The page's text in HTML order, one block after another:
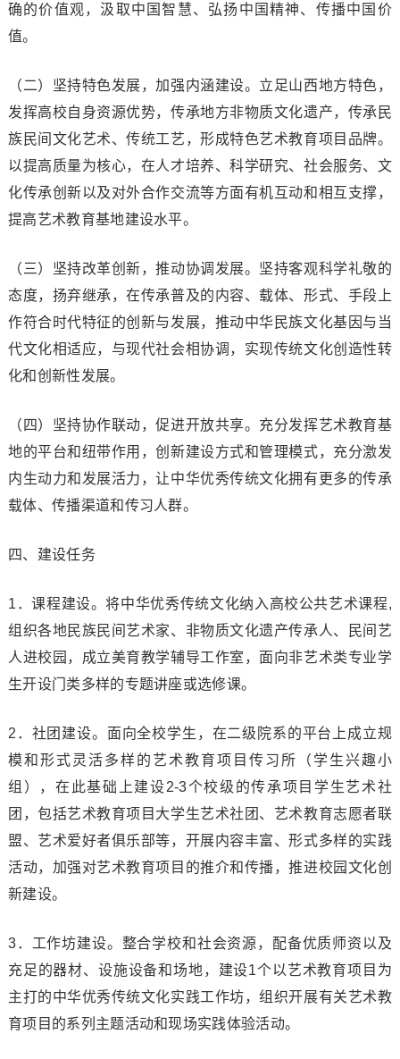
确的价值观，汲取中国智慧、弘扬中国精神、传播中国价
值。
（二）坚持特色发展，加强内涵建设。立足山西地方特色，
发挥高校自身资源优势，传承地方非物质文化遗产，传承民
族民间文化艺术、传统工艺，形成特色艺术教育项目品牌。
以提高质量为核心，在人才培养、科学研究、社会服务、文
化传承创新以及对外合作交流等方面有机互动和相互支撑，
提高艺术教育基地建设水平。
（三）坚持改革创新，推动协调发展。坚持客观科学礼敬的
态度，扬弃继承，在传承普及的内容、载体、形式、手段上
作符合时代特征的创新与发展，推动中华民族文化基因与当
代文化相适应，与现代社会相协调，实现传统文化创造性转
化和创新性发展。
（四）坚持协作联动，促进开放共享。充分发挥艺术教育基
地的平台和纽带作用，创新建设方式和管理模式，充分激发
内生动力和发展活力，让中华优秀传统文化拥有更多的传承
载体、传播渠道和传习人群。
四、建设任务
1．课程建设。将中华优秀传统文化纳入高校公共艺术课程,
组织各地民族民间艺术家、非物质文化遗产传承人、民间艺
人进校园，成立美育教学辅导工作室，面向非艺术类专业学
生开设门类多样的专题讲座或选修课。
2．社团建设。面向全校学生，在二级院系的平台上成立规
模和形式灵活多样的艺术教育项目传习所（学生兴趣小
组），在此基础上建设2-3个校级的传承项目学生艺术社
团，包括艺术教育项目大学生艺术社团、艺术教育志愿者联
盟、艺术爱好者俱乐部等，开展内容丰富、形式多样的实践
活动，加强对艺术教育项目的推介和传播，推进校园文化创
新建设。
3．工作坊建设。整合学校和社会资源，配备优质师资以及
充足的器材、设施设备和场地，建设1个以艺术教育项目为
主打的中华优秀传统文化实践工作坊，组织开展有关艺术教
育项目的系列主题活动和现场实践体验活动。